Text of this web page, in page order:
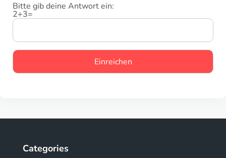
Bitte gib deine Antwort ein:
2+3=
Categories